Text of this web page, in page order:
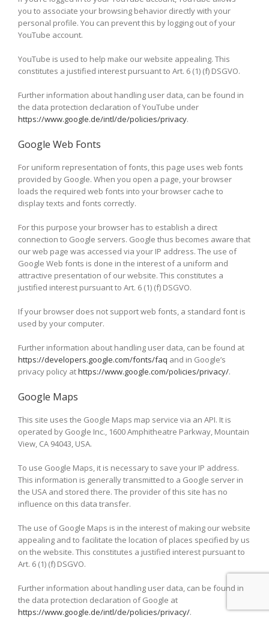
you to associate your browsing behavior directly with your
personal profile. You can prevent this by logging out of your
YouTube account.
YouTube is used to help make our website appealing. This
constitutes a justified interest pursuant to Art. 6 (1) (f) DSGVO.
Further information about handling user data, can be found in
the data protection declaration of YouTube under
https://www.google.de/intl/de/policies/privacy.
Google Web Fonts
For uniform representation of fonts, this page uses web fonts
provided by Google. When you open a page, your browser
loads the required web fonts into your browser cache to
display texts and fonts correctly.
For this purpose your browser has to establish a direct
connection to Google servers. Google thus becomes aware that
our web page was accessed via your IP address. The use of
Google Web fonts is done in the interest of a uniform and
attractive presentation of our website. This constitutes a
justified interest pursuant to Art. 6 (1) (f) DSGVO.
If your browser does not support web fonts, a standard font is
used by your computer.
Further information about handling user data, can be found at
https://developers.google.com/fonts/faq and in Google’s
privacy policy athttps://www.google.com/policies/privacy/.
Google Maps
This site uses the Google Maps map service via an API. It is
operated by Google Inc., 1600 Amphitheatre Parkway, Mountain
View, CA 94043, USA.
To use Google Maps, it is necessary to save your IP address.
This information is generally transmitted to a Google server in
the USA and stored there. The provider of this site has no
influence on this data transfer.
The use of Google Maps is in the interest of making our website
appealing and to facilitate the location of places specified by us
on the website. This constitutes a justified interest pursuant to
Art. 6 (1) (f) DSGVO.
Further information about handling user data, can be found in
the data protection declaration of Google at
https://www.google.de/intl/de/policies/privacy/.